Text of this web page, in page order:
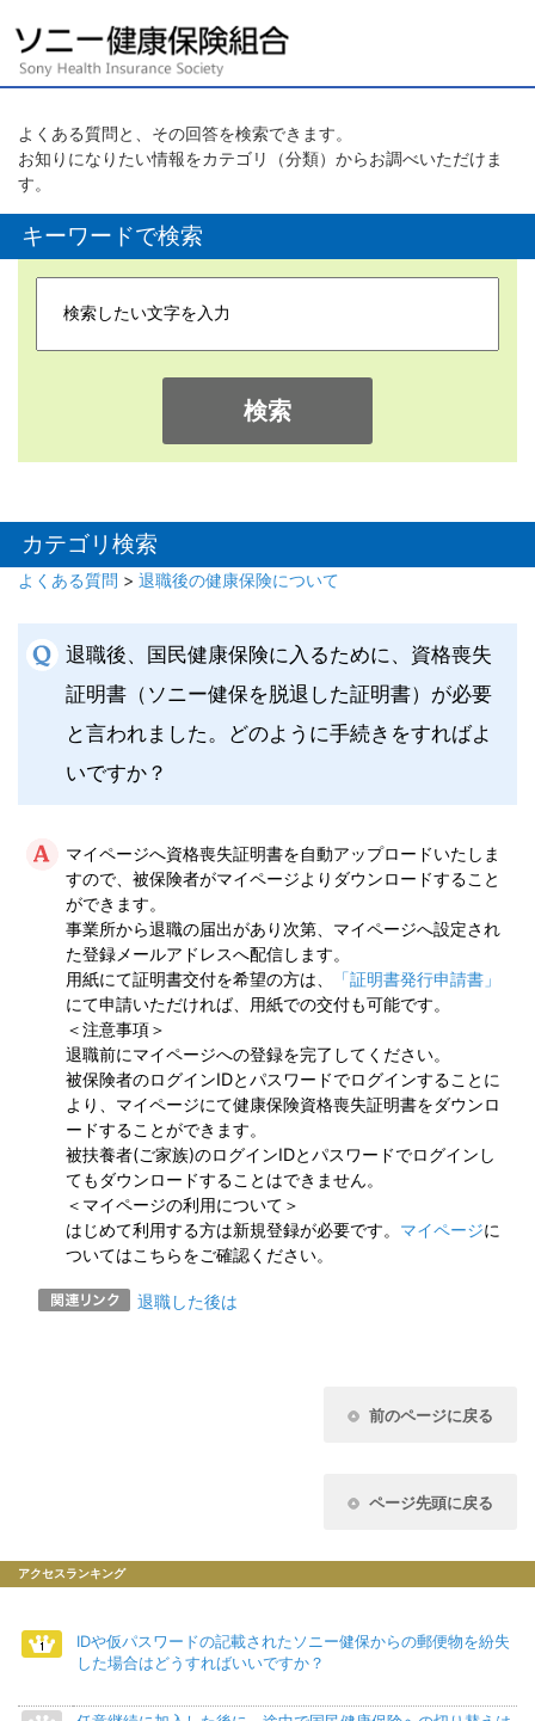
よくある質問と、その回答を検索できます。
お知りになりたい情報をカテゴリ（分類）からお調べいただけま
す。
キーワードで検索
検索
カテゴリ検索
よくある質問 > 退職後の健康保険について
退職後、国民健康保険に入るために、資格喪失
証明書（ソニー健保を脱退した証明書）が必要
と言われました。どのように手続きをすればよ
いですか？
マイページへ資格喪失証明書を自動アップロードいたしま
すので、被保険者がマイページよりダウンロードすること
ができます。
事業所から退職の届出があり次第、マイページへ設定され
た登録メールアドレスへ配信します。
用紙にて証明書交付を希望の方は、
「証明書発行申請書」
にて申請いただければ、用紙での交付も可能です。
＜注意事項＞
退職前にマイページへの登録を完了してください。
被保険者のログインIDとパスワードでログインすることに
より、マイページにて健康保険資格喪失証明書をダウンロ
ードすることができます。
被扶養者(ご家族)のログインIDとパスワードでログインし
てもダウンロードすることはできません。
＜マイページの利用について＞
はじめて利用する方は新規登録が必要です。 マイページに
ついてはこちらをご確認ください。
退職した後は
前のページに戻る
ページ先頭に戻る
アクセスランキング
IDや仮パスワードの記載されたソニー健保からの郵便物を紛失
した場合はどうすればいいですか？